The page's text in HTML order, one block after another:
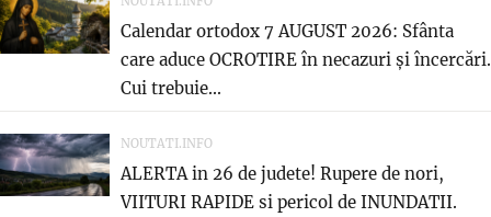
Calendar ortodox 7 AUGUST 2026: Sfânta
care aduce OCROTIRE în necazuri și încercări.
Cui trebuie...
NOUTATI.INFO
ALERTA in 26 de judete! Rupere de nori,
VIITURI RAPIDE si pericol de INUNDATII.